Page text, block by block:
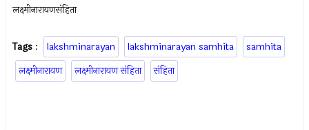
लक्ष्मीनारायणसंहिता
Tags : lakshminarayan lakshminarayan samhita
samhita
लक्ष्मीनारायण
लक्ष्मीनारायण संहिता संहिता